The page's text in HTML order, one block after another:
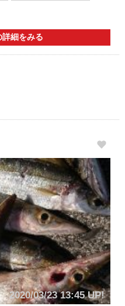
詳細をみる
2020/03/23 13:45 UP!